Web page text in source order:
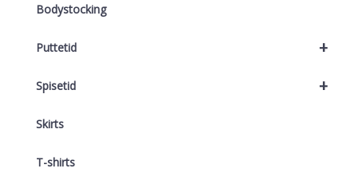
Bodystocking
+
Puttetid
+
Spisetid
Skirts
T-shirts